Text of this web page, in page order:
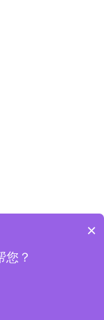
司 渝ICP备
号
×
您？